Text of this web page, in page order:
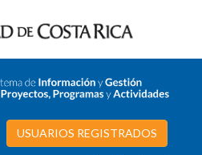
USUARIOS REGISTRADOS